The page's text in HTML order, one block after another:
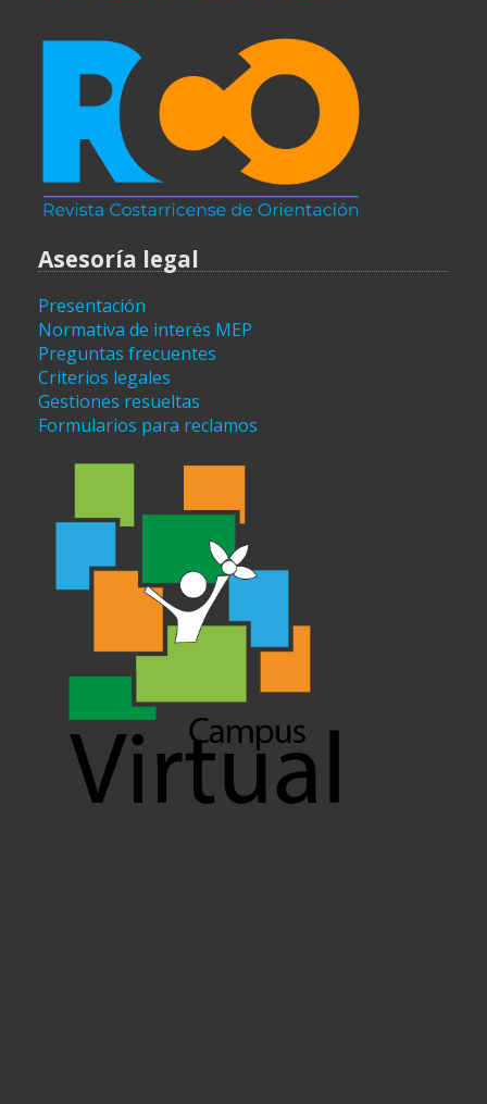
Asesoría legal
Presentación
Normativa de interés MEP
Preguntas frecuentes
Criterios legales
Gestiones resueltas
Formularios para reclamos